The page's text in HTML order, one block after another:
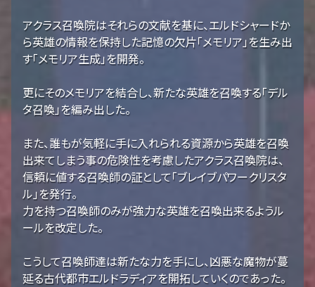
アクラス召喚院はそれらの文献を基に、エルドシャードか
ら英雄の情報を保持した記憶の欠片「メモリア」を生み出
す「メモリア生成」を開発。
更にそのメモリアを結合し、新たな英雄を召喚する「デル
タ召喚」を編み出した。
また、誰もが気軽に手に入れられる資源から英雄を召喚
出来てしまう事の危険性を考慮したアクラス召喚院は、
信頼に値する召喚師の証として「ブレイブパワークリスタ
ル」を発行。
力を持つ召喚師のみが強力な英雄を召喚出来るようル
ールを改定した。
こうして召喚師達は新たな力を手にし、凶悪な魔物が蔓
延る古代都市エルドラディアを開拓していくのであった。